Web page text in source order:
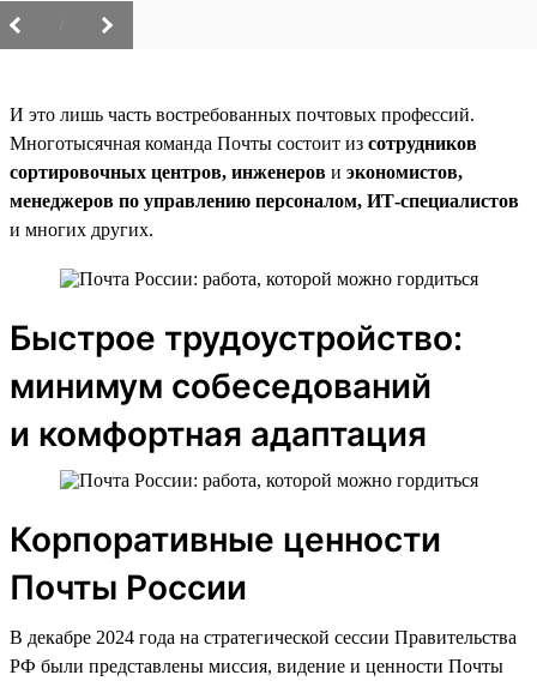
И это лишь часть востребованных почтовых профессий.
Многотысячная команда Почты состоит из сотрудников
сортировочных центров, инженеров и экономистов,
менеджеров по управлению персоналом, ИТ-специалистов
и многих других.
Быстрое трудоустройство:
минимум собеседований
и комфортная адаптация
Корпоративные ценности
Почты России
В декабре 2024 года на стратегической сессии Правительства
РФ были представлены миссия, видение и ценности Почты